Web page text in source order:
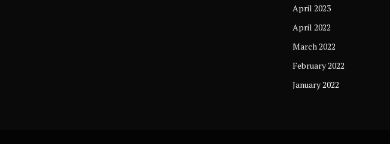
April 2023
April 2022
March 2022
February 2022
January 2022